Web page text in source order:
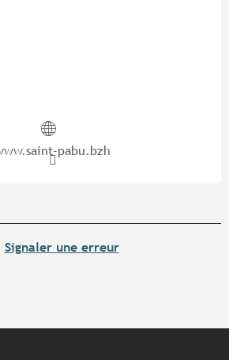
pabu.bzh
Signaler une erreur